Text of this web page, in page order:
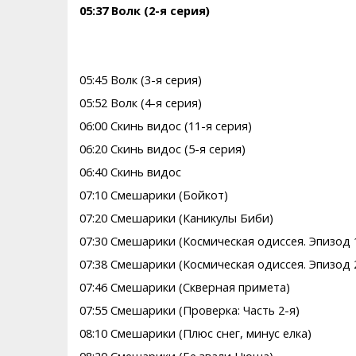
05:37 Волк (2-я серия)
05:45 Волк (3-я серия)
05:52 Волк (4-я серия)
06:00 Скинь видос (11-я серия)
06:20 Скинь видос (5-я серия)
06:40 Скинь видос
07:10 Смешарики (Бойкот)
07:20 Смешарики (Каникулы Биби)
07:30 Смешарики (Космическая одиссея. Эпизод
07:38 Смешарики (Космическая одиссея. Эпизод
07:46 Смешарики (Скверная примета)
07:55 Смешарики (Проверка: Часть 2-я)
08:10 Смешарики (Плюс снег, минус елка)